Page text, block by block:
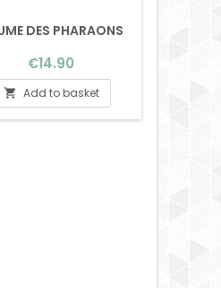
DES PHARAONS
Price
€14.90
 Add to basket